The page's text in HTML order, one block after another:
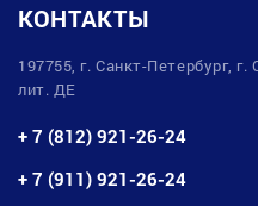
КОНТАКТЫ
197755, г. Санкт-Петербург,
лит. ДЕ
+ 7 (812) 921-26-24
+ 7 (911) 921-26-24